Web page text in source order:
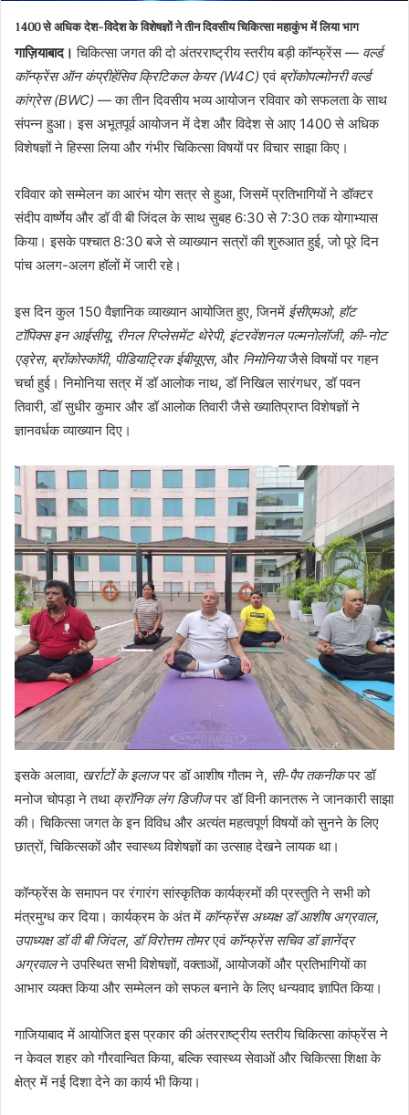
1400 से अधिक देश-विदेश के विशेषज्ञों ने तीन दिवसीय चिकित्सा महाकुंभ में लिया भाग
गाज़ियाबाद।चिकित्सा जगत की दो अंतरराष्ट्रीय स्तरीय बड़ी कॉन्फ्रेंस — वर्ल्ड
कॉन्फ्रेंस ऑन कंप्रीहेंसिव क्रिटिकल केयर (W4C) एवं ब्रोंकोपल्मोनरी वर्ल्ड
कांग्रेस (BWC) — का तीन दिवसीय भव्य आयोजन रविवार को सफलता के साथ
संपन्न हुआ। इस अभूतपूर्व आयोजन में देश और विदेश से आए 1400 से अधिक
विशेषज्ञों ने हिस्सा लिया और गंभीर चिकित्सा विषयों पर विचार साझा किए।
रविवार को सम्मेलन का आरंभ योग सत्र से हुआ, जिसमें प्रतिभागियों ने डॉक्टर
संदीप वार्ष्णेय और डॉ वी बी जिंदल के साथ सुबह 6:30 से 7:30 तक योगाभ्यास
किया। इसके पश्चात 8:30 बजे से व्याख्यान सत्रों की शुरुआत हुई, जो पूरे दिन
पांच अलग-अलग हॉलों में जारी रहे।
इस दिन कुल 150 वैज्ञानिक व्याख्यान आयोजित हुए, जिनमें ईसीएमओ, हॉट
टॉपिक्स इन आईसीयू, रीनल रिप्लेसमेंट थेरेपी, इंटरवेंशनल पल्मनोलॉजी, की-नोट
एड्रेस, ब्रोंकोस्कॉपी, पीडियाट्रिक ईबीयूएस, और निमोनियाजैसे विषयों पर गहन
चर्चा हुई। निमोनिया सत्र में डॉ आलोक नाथ, डॉ निखिल सारंगधर, डॉ पवन
तिवारी, डॉ सुधीर कुमार और डॉ आलोक तिवारी जैसे ख्यातिप्राप्त विशेषज्ञों ने
ज्ञानवर्धक व्याख्यान दिए।
इसके अलावा, खर्राटों के इलाजपर डॉ आशीष गौतम ने, सी-पैप तकनीकपर डॉ
मनोज चोपड़ा ने तथा क्रॉनिक लंग डिजीजपर डॉ विनी कानतरू ने जानकारी साझा
की। चिकित्सा जगत के इन विविध और अत्यंत महत्वपूर्ण विषयों को सुनने के लिए
छात्रों, चिकित्सकों और स्वास्थ्य विशेषज्ञों का उत्साह देखने लायक था।
कॉन्फ्रेंस के समापन पर रंगारंग सांस्कृतिक कार्यक्रमों की प्रस्तुति ने सभी को
मंत्रमुग्ध कर दिया। कार्यक्रम के अंत में कॉन्फ्रेंस अध्यक्ष डॉ आशीष अग्रवाल,
उपाध्यक्ष डॉ वी बी जिंदल, डॉ विरोत्तम तोमरएवं कॉन्फ्रेंस सचिव डॉ ज्ञानेंद्र
अग्रवालने उपस्थित सभी विशेषज्ञों, वक्ताओं, आयोजकों और प्रतिभागियों का
आभार व्यक्त किया और सम्मेलन को सफल बनाने के लिए धन्यवाद ज्ञापित किया।
गाजियाबाद में आयोजित इस प्रकार की अंतरराष्ट्रीय स्तरीय चिकित्सा कांफ्रेंस ने
न केवल शहर को गौरवान्वित किया, बल्कि स्वास्थ्य सेवाओं और चिकित्सा शिक्षा के
क्षेत्र में नई दिशा देने का कार्य भी किया।